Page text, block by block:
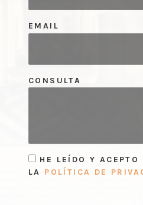
EMAIL
CONSULTA
HE LEÍDO Y ACEPTO
LA POLÍTICA DE